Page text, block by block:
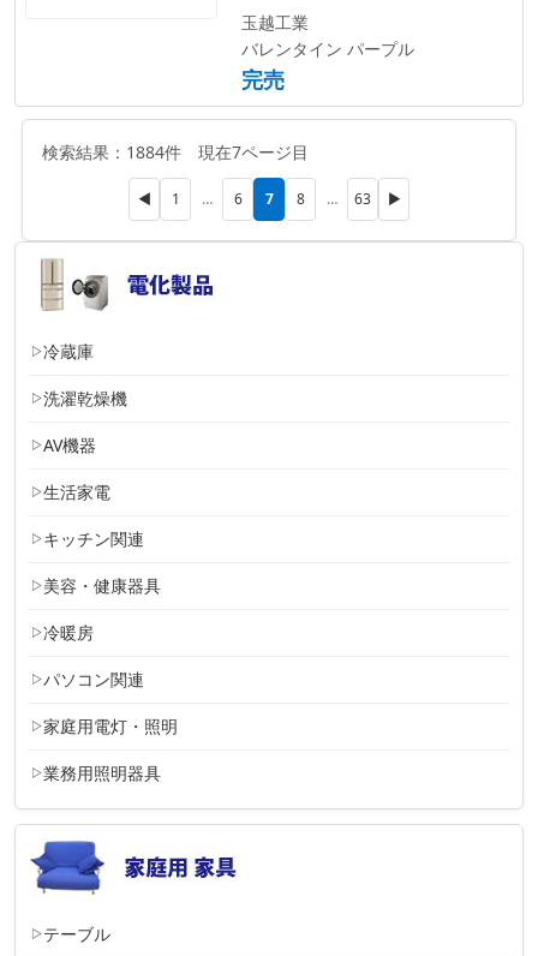
冷蔵庫
洗濯乾燥機
AV機器
生活家電
キッチン関連
美容・健康器具
冷暖房
パソコン関連
家庭用電灯・照明
業務用照明器具
テーブル
玉越工業
バレンタイン パープル
完売
検索結果：1884件 現在7ページ目
◀ 1 … 6 7 8 … 63 ▶